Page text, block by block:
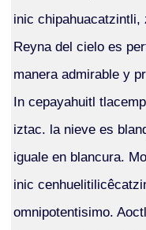
inic
Reyna del cielo es
manera admirable y
In cepayahuitl
iztac. la nieve es
iguale en blancura.
inic
omnipotentisimo.